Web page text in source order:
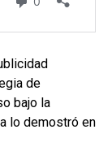
de
bajo la
lo demostró en